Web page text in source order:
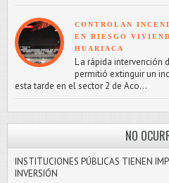
CONTROLAN
EN RIESGO
HUARIACA
L a rápida intervención
permitió extinguir un
esta tarde en el sector 2 de Aco...
NO
INSTITUCIONES PÚBLICAS TIENEN
INVERSIÓN